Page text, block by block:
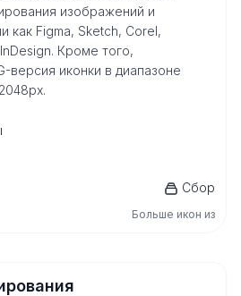
изображений и
как Figma, Sketch, Corel,
Кроме того,
версия иконки в диапазоне
Сбор
Больше икон из